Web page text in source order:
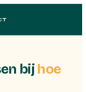
bij hoe